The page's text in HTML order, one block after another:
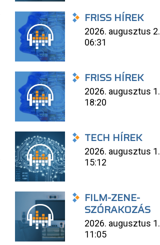
FRISS HÍREK
2026. augusztus 2.
06:31
FRISS HÍREK
2026. augusztus 1.
18:20
TECH HÍREK
2026. augusztus 1.
15:12
FILM-ZENE-
SZÓRAKOZÁS
2026. augusztus 1.
11:05